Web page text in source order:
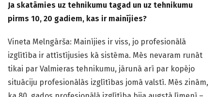
Ja skatāmies uz tehnikumu tagad un uz tehnikumu
pirms 10, 20 gadiem, kas ir mainījies?
Vineta Melngārša: Mainījies ir viss, jo profesionālā
izglītība ir attīstījusies kā sistēma. Mēs nevaram runāt
tikai par Valmieras tehnikumu, jārunā arī par kopējo
situāciju profesionālās izglītības jomā valstī. Mēs zinām,